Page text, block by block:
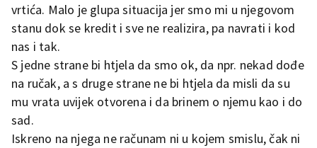
vrtića. Malo je glupa situacija jer smo mi u njegovom
stanu dok se kredit i sve ne realizira, pa navrati i kod
nas i tak.
S jedne strane bi htjela da smo ok, da npr. nekad dođe
na ručak, a s druge strane ne bi htjela da misli da su
mu vrata uvijek otvorena i da brinem o njemu kao i do
sad.
Iskreno na njega ne računam ni u kojem smislu, čak ni